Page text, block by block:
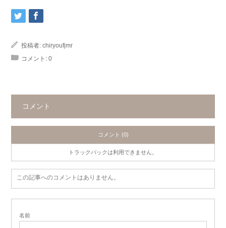
投稿者: chiryoufjmr
コメント: 0
コメント
コメント (0)
トラックバックは利用できません。
この記事へのコメントはありません。
名前